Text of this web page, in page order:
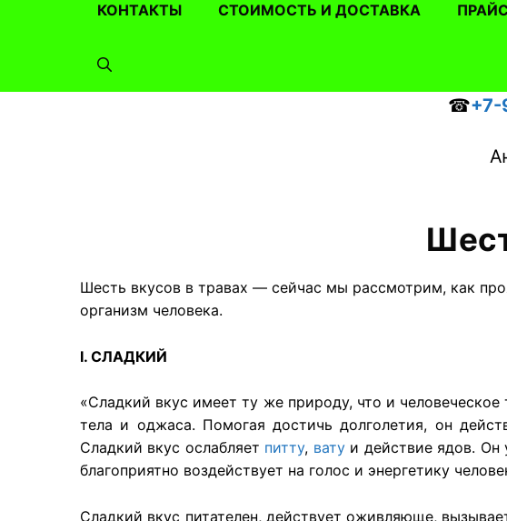
КОНТАКТЫ СТОИМОСТЬ И ДОСТАВКА
☎+7-
Шесть вкусов в травах — сейчас мы рассмотрим, как
организм человека.
I. СЛАДКИЙ
«Сладкий вкус имеет ту же природу, что и
тела и оджаса. Помогая достичь долголетия, он
Сладкий вкус ослабляет питту, ватуи действие ядов. Он
благоприятно воздействует на голос и энергетику
Сладкий вкус питателен, действует оживляюще,